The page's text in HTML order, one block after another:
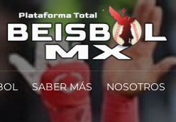
SABER MÁS NOSOTROS